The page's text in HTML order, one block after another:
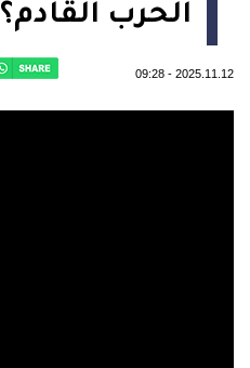
الحرب القادم؟
2025.11.12
-
09:28